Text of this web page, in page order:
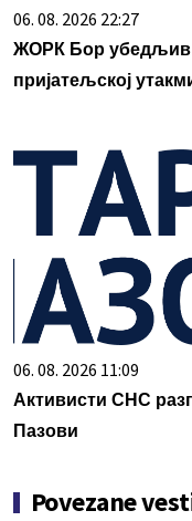
06. 08. 2026 22:27
ЖОРК Бор убедљив
пријатељској
06. 08. 2026 11:09
Активисти СНС
Пазови
Povezane